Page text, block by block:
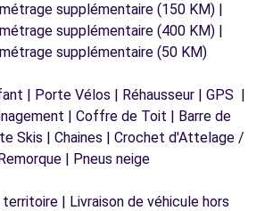
supplémentaire (150 KM) |
supplémentaire (400 KM) |
supplémentaire (50 KM)
| Porte Vélos | Réhausseur | GPS |
| Coffre de Toit | Barre de
Skis | Chaines | Crochet d'Attelage /
| Pneus neige
| Livraison de véhicule hors